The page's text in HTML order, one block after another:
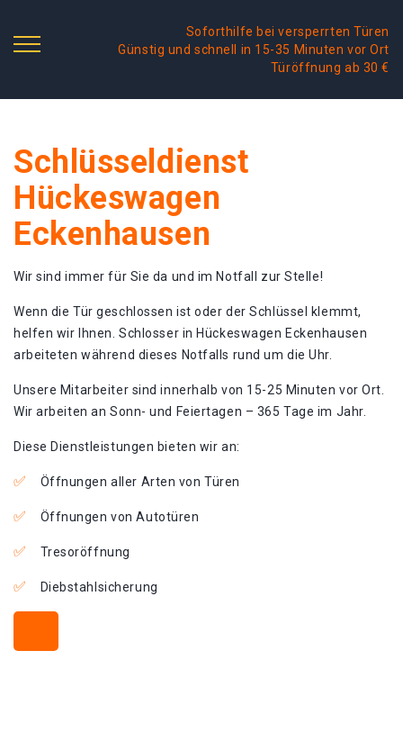
Soforthilfe bei versperrten Türen
Günstig und schnell in 15-35 Minuten vor Ort
Türöffnung ab 30 €
Schlüsseldienst
Hückeswagen
Eckenhausen
Wir sind immer für Sie da und im Notfall zur Stelle!
Wenn die Tür geschlossen ist oder der Schlüssel klemmt,
helfen wir Ihnen. Schlosser in Hückeswagen Eckenhausen
arbeiteten während dieses Notfalls rund um die Uhr.
Unsere Mitarbeiter sind innerhalb von 15-25 Minuten vor Ort.
Wir arbeiten an Sonn- und Feiertagen – 365 Tage im Jahr.
Diese Dienstleistungen bieten wir an:
Öffnungen aller Arten von Türen
Öffnungen von Autotüren
Tresoröffnung
Diebstahlsicherung